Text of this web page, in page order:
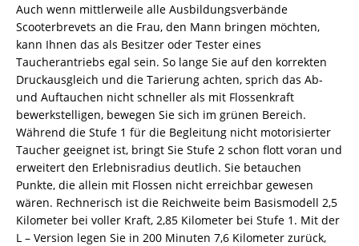
Auch wenn mittlerweile alle Ausbildungsverbände
Scooterbrevets an die Frau, den Mann bringen möchten,
kann Ihnen das als Besitzer oder Tester eines
Taucherantriebs egal sein. So lange Sie auf den korrekten
Druckausgleich und die Tarierung achten, sprich das Ab-
und Auftauchen nicht schneller als mit Flossenkraft
bewerkstelligen, bewegen Sie sich im grünen Bereich.
Während die Stufe 1 für die Begleitung nicht motorisierter
Taucher geeignet ist, bringt Sie Stufe 2 schon flott voran und
erweitert den Erlebnisradius deutlich. Sie betauchen
Punkte, die allein mit Flossen nicht erreichbar gewesen
wären. Rechnerisch ist die Reichweite beim Basismodell 2,5
Kilometer bei voller Kraft, 2,85 Kilometer bei Stufe 1. Mit der
L – Version legen Sie in 200 Minuten 7,6 Kilometer zurück,